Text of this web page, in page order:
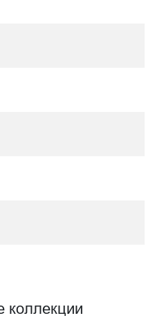
коллекции